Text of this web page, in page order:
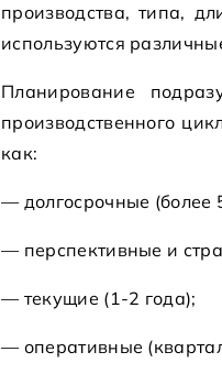
производства, типа,
используются
Планирование
производственного
как:
— долгосрочные (более
— перспективные и
— текущие (1-2 года);
— оперативные